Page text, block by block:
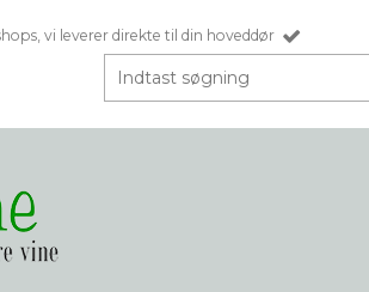
vi leverer direkte til din hoveddør